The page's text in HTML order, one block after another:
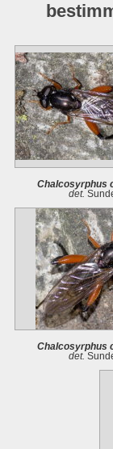
Chalcosyrphus
det.
Chalcosyrphus
det.